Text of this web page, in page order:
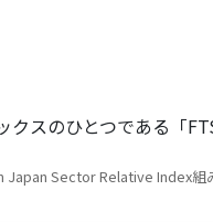
スのひとつである
Sector Relative